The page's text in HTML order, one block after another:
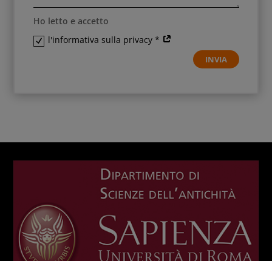
Ho letto e accetto
l'informativa sulla privacy *
INVIA